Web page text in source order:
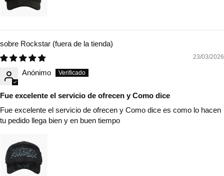
Rockstar
23/03/2026
Anónimo
Fue excelente el servicio de ofrecen y Como dice
Fue excelente el servicio de ofrecen y Como dice es como lo hacen
tu pedido llega bien y en buen tiempo